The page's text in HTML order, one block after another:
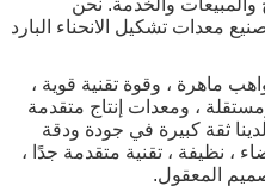
تشكيل الانحناء البارد
، وقوة تقنية قوية ،
ومعدات إنتاج متقدمة
كبيرة في جودة ودقة
، تقنية متقدمة جدًا ،